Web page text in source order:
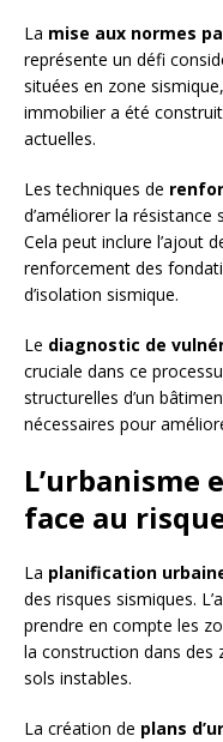
La mise aux normes
représente un défi
situées en zone
immobilier a été
actuelles.
Les techniques de
d’améliorer la
Cela peut inclure l’ajout
renforcement des
d’isolation sismique.
Le diagnostic de
cruciale dans ce
structurelles d’un
nécessaires pour
face au
La planification
des risques sismiques.
prendre en compte les
la construction dans des
sols instables.
La création de plans